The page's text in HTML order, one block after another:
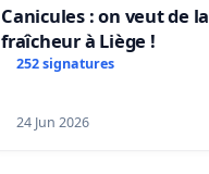
Canicules : on veut de la
fraîcheur à Liège !
252 signatures
24 Jun 2026